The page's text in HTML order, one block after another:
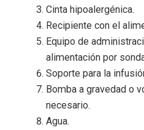
Cinta hipoalergénica.
Recipiente con el
Equipo de
alimentación por
Soporte para la
Bomba a gravedad o
necesario.
Agua.